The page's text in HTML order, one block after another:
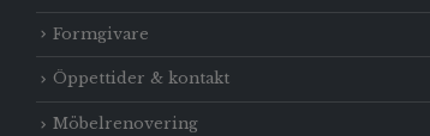
Formgivare
Öppettider & kontakt
Möbelrenovering